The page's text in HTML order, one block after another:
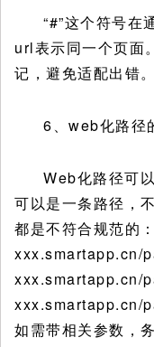
“#”这个符号在
url表示同一个页面
记，避免适配出错。
6、web化路径
Web化路径可
可以是一条路径，
都是不符合规范的：
xxx.smartapp.cn/
xxx.smartapp.cn/
xxx.smartapp.cn/
如需带相关参数，